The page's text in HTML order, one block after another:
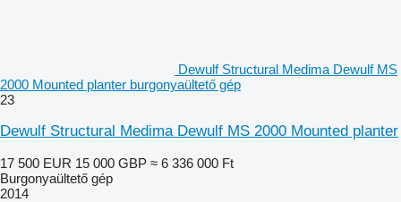
Dewulf Structural Medima Dewulf MS
2000 Mounted planter burgonyaültető gép
23
Dewulf Structural Medima Dewulf MS 2000 Mounted planter
17 500 EUR 15 000 GBP ≈ 6 336 000 Ft
Burgonyaültető gép
2014